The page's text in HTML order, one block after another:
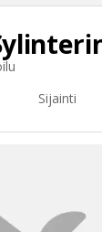
Sijainti